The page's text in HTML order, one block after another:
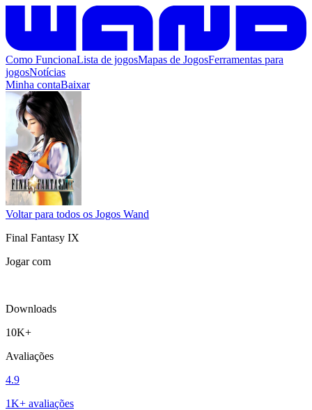
Como FuncionaLista de jogosMapas de JogosFerramentas para
jogosNotícias
Minha contaBaixar
Voltar para todos os Jogos Wand
Final Fantasy IX
Jogar com
Downloads
10K+
Avaliações
4.9
1K+ avaliações